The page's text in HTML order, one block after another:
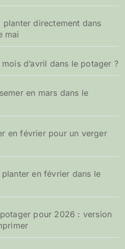
planter directement dans
mai
d’avril dans le potager ?
en mars dans le
en février pour un verger
planter en février dans le
pour 2026 : version